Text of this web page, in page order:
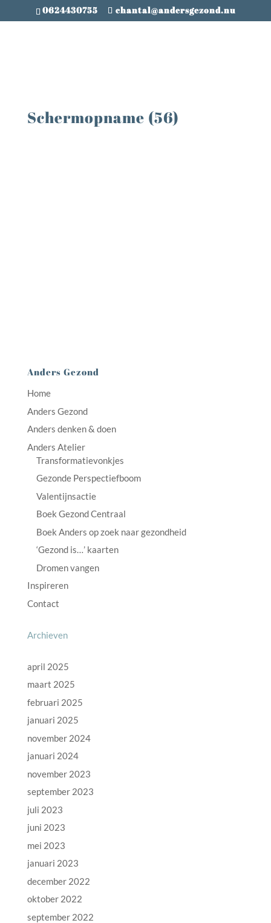
0624430755 chantal@andersgezond.nu
Schermopname (56)
Anders Gezond
Home
Anders Gezond
Anders denken & doen
Anders Atelier
Transformatievonkjes
Gezonde Perspectiefboom
Valentijnsactie
Boek Gezond Centraal
Boek Anders op zoek naar gezondheid
‘Gezond is…’ kaarten
Dromen vangen
Inspireren
Contact
Archieven
april 2025
maart 2025
februari 2025
januari 2025
november 2024
januari 2024
november 2023
september 2023
juli 2023
juni 2023
mei 2023
januari 2023
december 2022
oktober 2022
september 2022